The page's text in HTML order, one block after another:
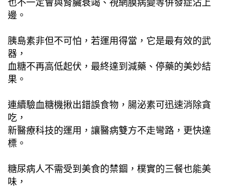
也不一定會與腎臟衰竭、視網膜病變等併發症沾上
邊。
胰島素非但不可怕，若運用得當，它是最有效的武
器，
血糖不再高低起伏，最終達到減藥、停藥的美妙結
果。
連續驗血糖機揪出錯誤食物，腸泌素可迅速消除貪
吃，
新醫療科技的運用，讓醫病雙方不走彎路，更快達
標。
糖尿病人不需受到美食的禁錮，樸實的三餐也能美
味，